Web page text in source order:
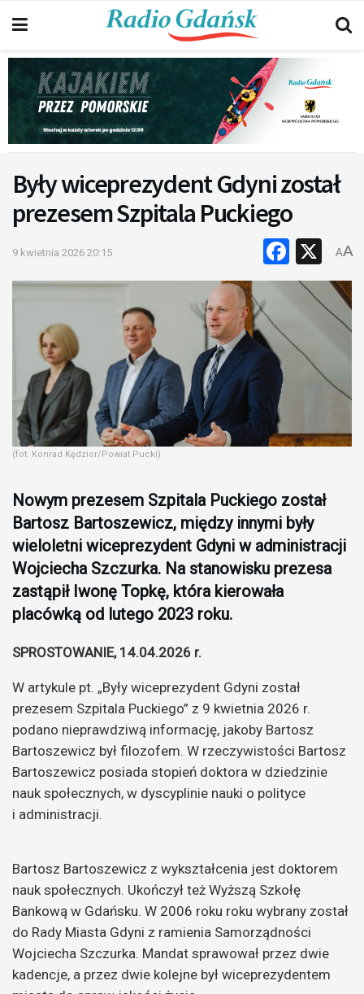
Były wiceprezydent Gdyni został
prezesem Szpitala Puckiego
9 kwietnia 2026 20:15 X
AA
(fot. Konrad Kędzior/Powiat Pucki)
Nowym prezesem Szpitala Puckiego został
Bartosz Bartoszewicz, między innymi były
wieloletni wiceprezydent Gdyni w administracji
Wojciecha Szczurka. Na stanowisku prezesa
zastąpił Iwonę Topkę, która kierowała
placówką od lutego 2023 roku.
SPROSTOWANIE, 14.04.2026 r.
W artykule pt. „Były wiceprezydent Gdyni został
prezesem Szpitala Puckiego” z 9 kwietnia 2026 r.
podano nieprawdziwą informację, jakoby Bartosz
Bartoszewicz był filozofem. W rzeczywistości Bartosz
Bartoszewicz posiada stopień doktora w dziedzinie
nauk społecznych, w dyscyplinie nauki o polityce
i administracji.
Bartosz Bartoszewicz z wykształcenia jest doktorem
nauk społecznych. Ukończył też Wyższą Szkołę
Bankową w Gdańsku. W 2006 roku roku wybrany został
do Rady Miasta Gdyni z ramienia Samorządności
Wojciecha Szczurka. Mandat sprawował przez dwie
kadencje, a przez dwie kolejne był wiceprezydentem